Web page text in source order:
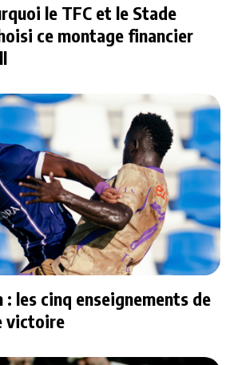
le TFC et le Stade
ce montage financier
: les cinq enseignements de
victoire